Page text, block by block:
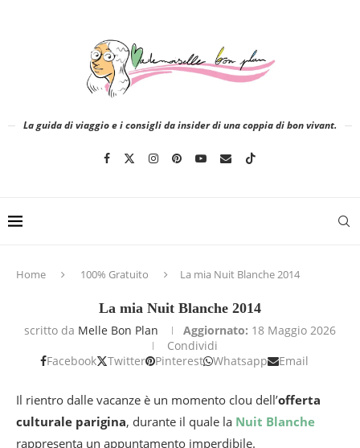
La guida di viaggio e i consigli da insider di una coppia di bon vivant.
Home 100% Gratuito La mia Nuit Blanche 2014
La mia Nuit Blanche 2014
scritto da Melle Bon Plan Aggiornato: 18 Maggio 2026
Condividi
Facebook
Twitter Pinterest Whatsapp Email
Il rientro dalle vacanze è un momento clou dell’offerta
culturale parigina, durante il quale la Nuit Blanche
rappresenta un appuntamento imperdibile.